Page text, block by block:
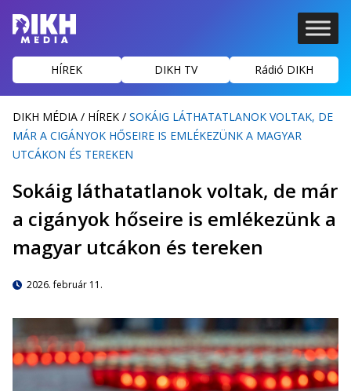
HÍREK DIKH TV Rádió DIKH
DIKH MÉDIA / HÍREK / SOKÁIG LÁTHATATLANOK VOLTAK, DE
MÁR A CIGÁNYOK HŐSEIRE IS EMLÉKEZÜNK A MAGYAR
UTCÁKON ÉS TEREKEN
Sokáig láthatatlanok voltak, de már
a cigányok hőseire is emlékezünk a
magyar utcákon és tereken
2026. február 11.